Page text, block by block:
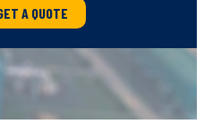
A QUOTE